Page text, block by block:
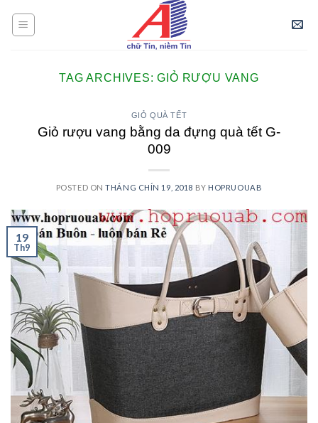
TAG ARCHIVES:GIỎ RƯỢU VANG
GIỎ QUÀ TẾT
Giỏ rượu vang bằng da đựng quà tết G-
009
POSTED ONTHÁNG CHÍN 19, 2018 BY HOPRUOUAB
19
Th9